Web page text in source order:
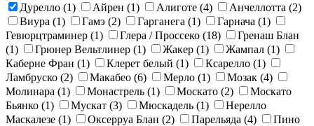
Дурелло (1) Айрен (1) Алиготе (4) Анчеллотта (2)
Виура (1) Гамэ (2) Гарганега (1) Гарнача (1)
Гевюрцтраминер (1) Глера / Просcеко (18)
Гренаш Блан
(1)
Грюнер Вельтлинер (1) Жакер (1) Жампал (1)
Каберне Фран (1) Клерет белый (1) Ксарелло (1)
Ламбруско (2) Макабео (6) Мерло (1) Мозак (4)
Молинара (1) Монастрель (1) Москато (2)
Москато
Бьянко (1) Мускат (3) Мюскадель (1)
Нерелло
Маскалезе (1) Оксерруа Блан (2) Парельяда (4)
Пино